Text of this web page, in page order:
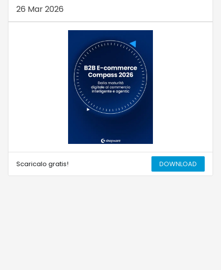
26 Mar 2026
Scaricalo gratis! DOWNLOAD